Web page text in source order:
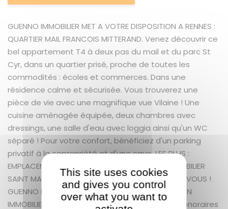
GUENNO IMMOBILIER MET A VOTRE DISPOSITION A RENNES :
QUARTIER MAIL FRANCOIS MITTERAND. Venez découvrir ce
bel appartement T4 à deux pas du mail et du parc St
Cyr, dans un quartier prisé, proche de toutes les
commodités : écoles et commerces. Dans une
résidence calme et sécurisée. Vous trouverez une
pièce de vie avec une magnifique vue Vilaine ! Une
cuisine aménagée équipée, deux chambres avec
dressings, une salle d'eau avec loggia ainsi qu'un WC
séparé ! Pour votre confort, bénéficiez d'un parking
privatif à la copropriété et d'une cave. LES PLUS :
EMPLACEMENT - VUE - EXPOSITION GUENNO IMMOBILIER
SAINT MARTIN UN SERVICE EXCEPTIONNEL COMME VOUS !
GUENNO IMMOBILIER : LE PLUS GRAND CHOIX DE BIEN
IMMOBILIER SUR RENNES ET ALENTOURS + 5.19 % honoraires
This site uses cookies
and gives you control
over what you want to